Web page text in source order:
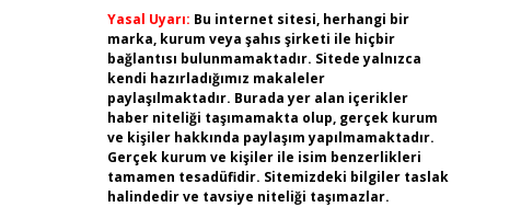
Yasal Uyarı: Bu internet sitesi, herhangi bir
marka, kurum veya şahıs şirketi ile hiçbir
bağlantısı bulunmamaktadır. Sitede yalnızca
kendi hazırladığımız makaleler
paylaşılmaktadır. Burada yer alan içerikler
haber niteliği taşımamakta olup, gerçek kurum
ve kişiler hakkında paylaşım yapılmamaktadır.
Gerçek kurum ve kişiler ile isim benzerlikleri
tamamen tesadüfidir. Sitemizdeki bilgiler taslak
halindedir ve tavsiye niteliği taşımazlar.